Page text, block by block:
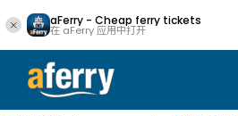
aFerry - Cheap ferry tickets
在 aFerry 应用中打开